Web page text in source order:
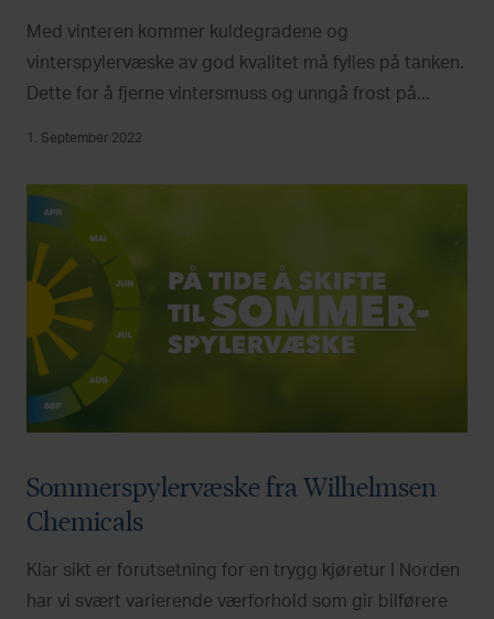
Med vinteren kommer kuldegradene og
vinterspylervæske av god kvalitet må fylles på tanken.
Dette for å fjerne vintersmuss og unngå frost på...
1. September 2022
Sommerspylervæske fra Wilhelmsen
Chemicals
Klar sikt er forutsetning for en trygg kjøretur I Norden
har vi svært varierende værforhold som gir bilførere